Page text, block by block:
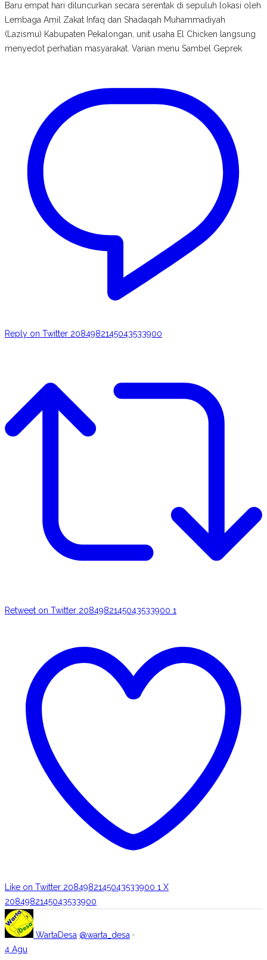
Baru empat hari diluncurkan secara serentak di sepuluh lokasi oleh
Lembaga Amil Zakat Infaq dan Shadaqah Muhammadiyah
(Lazismu) Kabupaten Pekalongan, unit usaha El Chicken langsung
menyedot perhatian masyarakat. Varian menu Sambel Geprek
Reply on Twitter 2084982145043533900
Retweet on Twitter 2084982145043533900 1
Like on Twitter 2084982145043533900 1 X
2084982145043533900
WartaDesa @warta_desa ·
4 Agu